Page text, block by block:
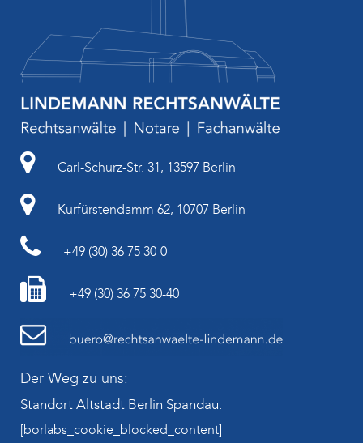
Carl-Schurz-Str. 31, 13597 Berlin
Kurfürstendamm 62, 10707 Berlin
+49 (30) 36 75 30-0
+49 (30) 36 75 30-40
Der Weg zu uns:
Standort Altstadt Berlin Spandau:
[borlabs_cookie_blocked_content]